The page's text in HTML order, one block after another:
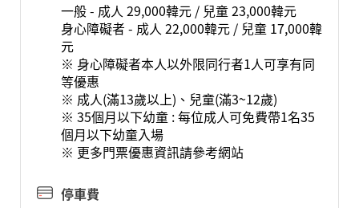
一般 - 成人 29,000韓元 / 兒童 23,000韓元
身心障礙者 - 成人 22,000韓元 / 兒童 17,000韓
元
※ 身心障礙者本人以外限同行者1人可享有同
等優惠
※ 成人(滿13歲以上)、兒童(滿3~12歲)
※ 35個月以下幼童 : 每位成人可免費帶1名35
個月以下幼童入場
※ 更多門票優惠資訊請參考網站
停車費